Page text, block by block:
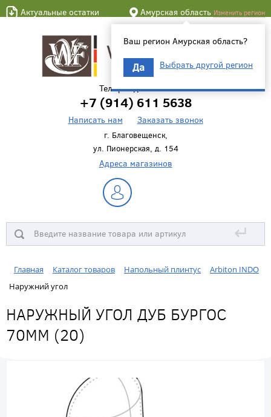
Актуальные остатки Амурская область Изменить регион
Ваш регион Амурская область?
Да Выбрать другой регион
Телефон для связи
+7 (914) 611 5638
Написать нам Заказать звонок
г. Благовещенск,
ул. Пионерская, д. 154
Адреса магазинов
↵
Главная Каталог товаров Напольный плинтус
Arbiton INDO
Наружний угол
НАРУЖНЫЙ УГОЛ ДУБ БУРГОС
70ММ (20)